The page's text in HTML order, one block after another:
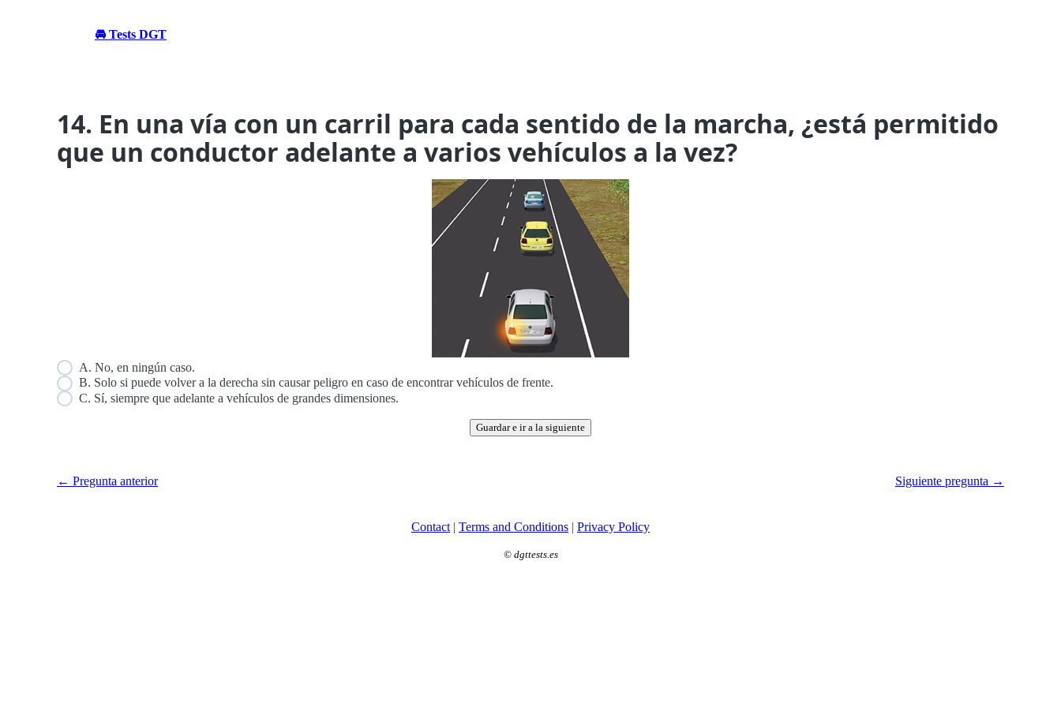
🚘 Tests DGT
14. En una vía con un carril para cada sentido de la marcha, ¿está permitido
que un conductor adelante a varios vehículos a la vez?
A. No, en ningún caso.
B. Solo si puede volver a la derecha sin causar peligro en caso de encontrar vehículos de frente.
C. Sí, siempre que adelante a vehículos de grandes dimensiones.
Guardar e ir a la siguiente
← Pregunta anterior Siguiente pregunta →
Contact | Terms and Conditions | Privacy Policy
© dgttests.es